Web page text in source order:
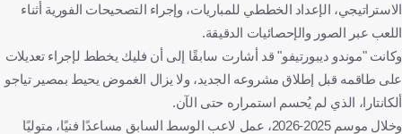
الاستراتيجي، الإعداد الخططي للمباريات، وإجراء التصحيحات الفورية أثناء
اللعب عبر الصور والإحصائيات الدقيقة.
وكانت "موندو ديبورتيفو" قد أشارت سابقًا إلى أن فليك يخطط لإجراء تعديلات
على طاقمه قبل إطلاق مشروعه الجديد، ولا يزال الغموض يحيط بمصير تياجو
ألكانتارا، الذي لم يُحسم استمراره حتى الآن.
وخلال موسم 2025-2026، عمل لاعب الوسط السابق مساعدًا فنيًا، متوليًا